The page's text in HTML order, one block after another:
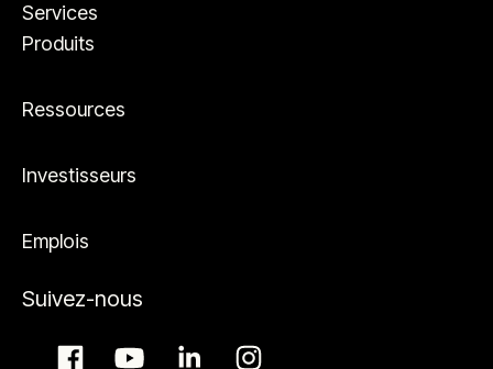
Services
Produits
Ressources
Investisseurs
Emplois
Suivez-nous